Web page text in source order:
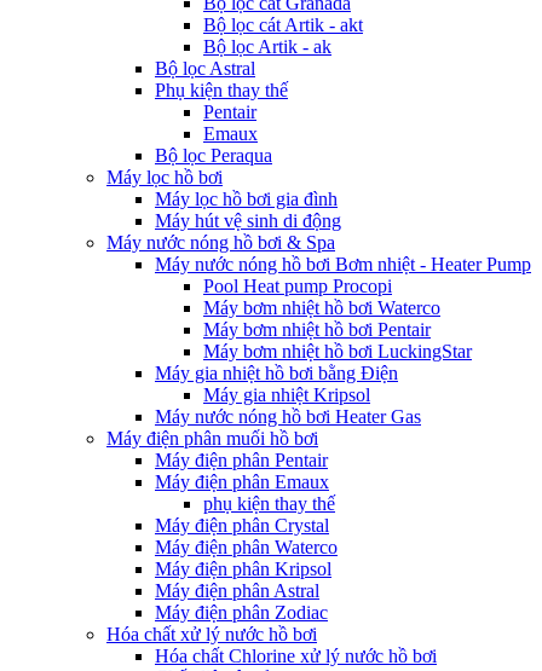
Bộ lọc cát Artik - akt
Bộ lọc Artik - ak
Bộ lọc Astral
Phụ kiện thay thế
Pentair
Emaux
Bộ lọc Peraqua
Máy lọc hồ bơi
Máy lọc hồ bơi gia đình
Máy hút vệ sinh di động
Máy nước nóng hồ bơi & Spa
Máy nước nóng hồ bơi Bơm nhiệt - Heater Pump
Pool Heat pump Procopi
Máy bơm nhiệt hồ bơi Waterco
Máy bơm nhiệt hồ bơi Pentair
Máy bơm nhiệt hồ bơi LuckingStar
Máy gia nhiệt hồ bơi bằng Điện
Máy gia nhiệt Kripsol
Máy nước nóng hồ bơi Heater Gas
Máy điện phân muối hồ bơi
Máy điện phân Pentair
Máy điện phân Emaux
phụ kiện thay thế
Máy điện phân Crystal
Máy điện phân Waterco
Máy điện phân Kripsol
Máy điện phân Astral
Máy điện phân Zodiac
Hóa chất xử lý nước hồ bơi
Hóa chất Chlorine xử lý nước hồ bơi